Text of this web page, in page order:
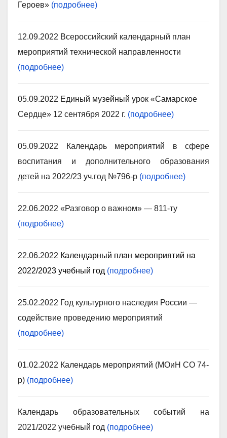
Героев» (подробнее)
12.09.2022 Всероссийский календарный план
мероприятий технической направленности
(подробнее)
05.09.2022 Единый музейный урок «Самарское
Сердце» 12 сентября 2022 г. (подробнее)
05.09.2022 Календарь мероприятий в сфере
воспитания и дополнительного образования
детей на 2022/23 уч.год №796-р (подробнее)
22.06.2022 «Разговор о важном» — 811-ту
(подробнее)
22.06.2022 Календарный план мероприятий на
2022/2023 учебный год (подробнее)
25.02.2022 Год культурного наследия России —
содействие проведению мероприятий
(подробнее)
01.02.2022 Календарь мероприятий (МОиН СО 74-
р) (подробнее)
Календарь образовательных событий на
2021/2022 учебный год (подробнее)